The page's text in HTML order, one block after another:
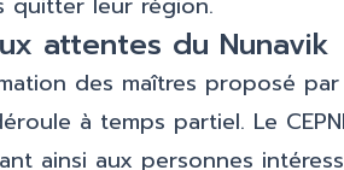
attentes du Nunavik
des maîtres proposé
à temps partiel. Le
ainsi aux personnes